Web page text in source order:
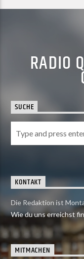
RADIO
SUCHE
KONTAKT
Die Redaktion ist
Wie du uns erreichst
MITMACHEN